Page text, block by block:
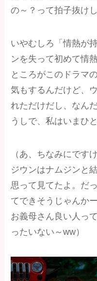
の～？って拍子抜け
いやむしろ「情熱が
ンを失って初めて情
ところがこのドラマ
気もするんだけど、
れただけだし、なん
うしで、私はいまひ
（あ、ちなみにです
ジウンはナムジンと
思って見てたよ。だ
てできそうじゃんか
お義母さん良い人っ
ったいない～ww）